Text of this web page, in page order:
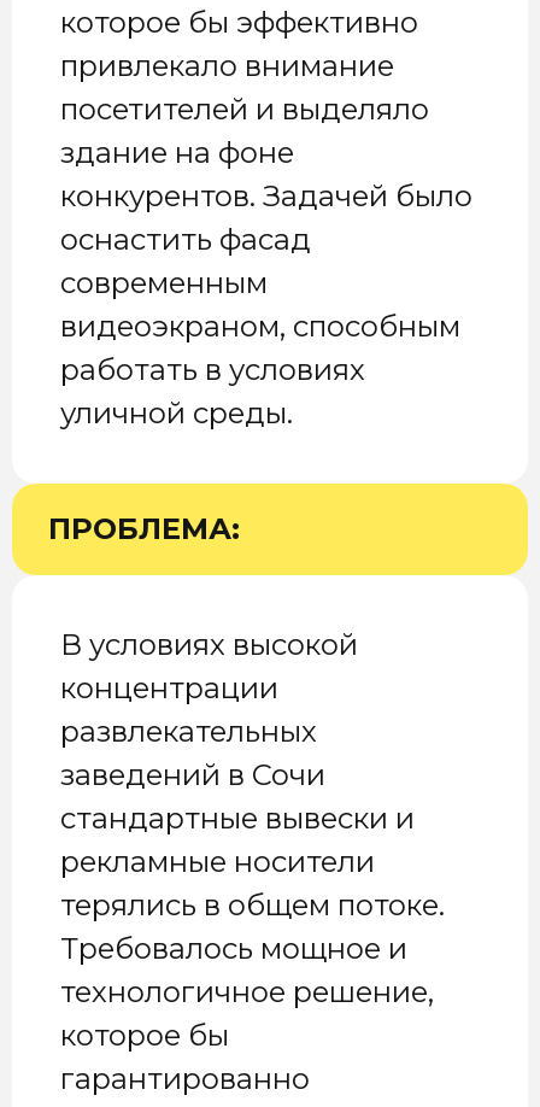
которое бы эффективно
привлекало внимание
посетителей и выделяло
здание на фоне
конкурентов. Задачей было
оснастить фасад
современным
видеоэкраном, способным
работать в условиях
уличной среды.
ПРОБЛЕМА:
В условиях высокой
концентрации
развлекательных
заведений в Сочи
стандартные вывески и
рекламные носители
терялись в общем потоке.
Требовалось мощное и
технологичное решение,
которое бы
гарантированно